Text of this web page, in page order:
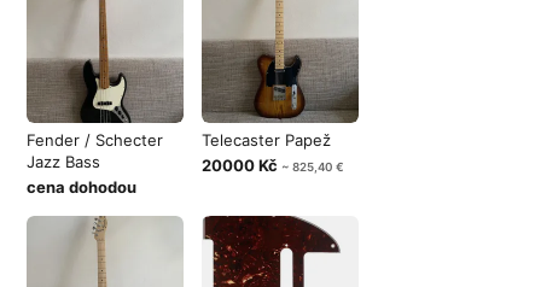
Fender / Schecter
Jazz Bass
cena dohodou
Telecaster Papež
20000 Kč ~ 825,40 €